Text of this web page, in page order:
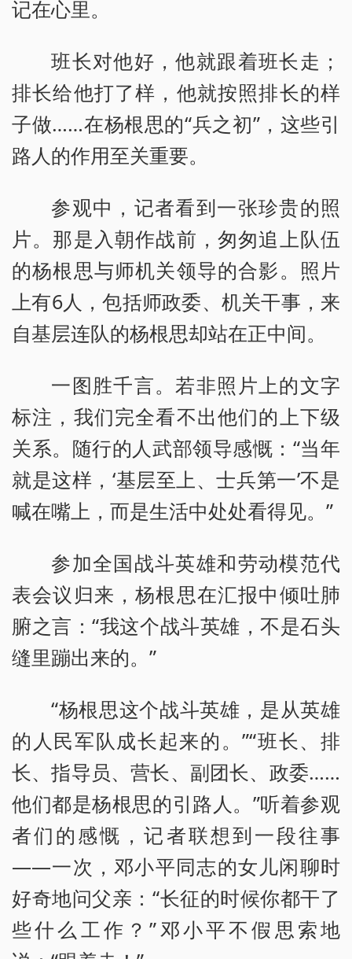
记在心里。
班长对他好，他就跟着班长走；
排长给他打了样，他就按照排长的样
子做……在杨根思的“兵之初”，这些引
路人的作用至关重要。
参观中，记者看到一张珍贵的照
片。那是入朝作战前，匆匆追上队伍
的杨根思与师机关领导的合影。照片
上有6人，包括师政委、机关干事，来
自基层连队的杨根思却站在正中间。
一图胜千言。若非照片上的文字
标注，我们完全看不出他们的上下级
关系。随行的人武部领导感慨：“当年
就是这样，‘基层至上、士兵第一’不是
喊在嘴上，而是生活中处处看得见。”
参加全国战斗英雄和劳动模范代
表会议归来，杨根思在汇报中倾吐肺
腑之言：“我这个战斗英雄，不是石头
缝里蹦出来的。”
“杨根思这个战斗英雄，是从英雄
的人民军队成长起来的。”“班长、排
长、指导员、营长、副团长、政委……
他们都是杨根思的引路人。”听着参观
者们的感慨，记者联想到一段往事
——一次，邓小平同志的女儿闲聊时
好奇地问父亲：“长征的时候你都干了
些什么工作？”邓小平不假思索地